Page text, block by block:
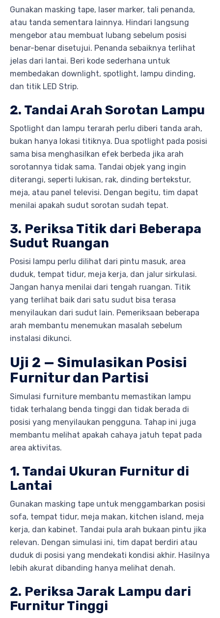
Gunakan masking tape, laser marker, tali penanda,
atau tanda sementara lainnya. Hindari langsung
mengebor atau membuat lubang sebelum posisi
benar-benar disetujui. Penanda sebaiknya terlihat
jelas dari lantai. Beri kode sederhana untuk
membedakan downlight, spotlight, lampu dinding,
dan titik LED Strip.
2. Tandai Arah Sorotan Lampu
Spotlight dan lampu terarah perlu diberi tanda arah,
bukan hanya lokasi titiknya. Dua spotlight pada posisi
sama bisa menghasilkan efek berbeda jika arah
sorotannya tidak sama. Tandai objek yang ingin
diterangi, seperti lukisan, rak, dinding bertekstur,
meja, atau panel televisi. Dengan begitu, tim dapat
menilai apakah sudut sorotan sudah tepat.
3. Periksa Titik dari Beberapa
Sudut Ruangan
Posisi lampu perlu dilihat dari pintu masuk, area
duduk, tempat tidur, meja kerja, dan jalur sirkulasi.
Jangan hanya menilai dari tengah ruangan. Titik
yang terlihat baik dari satu sudut bisa terasa
menyilaukan dari sudut lain. Pemeriksaan beberapa
arah membantu menemukan masalah sebelum
instalasi dikunci.
Uji 2 — Simulasikan Posisi
Furnitur dan Partisi
Simulasi furniture membantu memastikan lampu
tidak terhalang benda tinggi dan tidak berada di
posisi yang menyilaukan pengguna. Tahap ini juga
membantu melihat apakah cahaya jatuh tepat pada
area aktivitas.
1. Tandai Ukuran Furnitur di
Lantai
Gunakan masking tape untuk menggambarkan posisi
sofa, tempat tidur, meja makan, kitchen island, meja
kerja, dan kabinet. Tandai pula arah bukaan pintu jika
relevan. Dengan simulasi ini, tim dapat berdiri atau
duduk di posisi yang mendekati kondisi akhir. Hasilnya
lebih akurat dibanding hanya melihat denah.
2. Periksa Jarak Lampu dari
Furnitur Tinggi